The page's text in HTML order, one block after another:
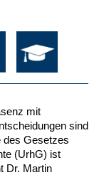
mit
sind
des Gesetzes
(UrhG) ist
Dr. Martin